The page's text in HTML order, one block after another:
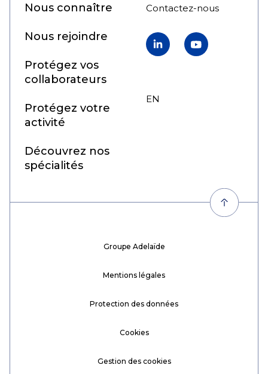
Nous connaître
Nous rejoindre
Protégez vos
collaborateurs
Protégez votre
activité
Découvrez nos
spécialités
Contactez-nous
LinkedInYouTube
FR
EN
Groupe Adelaïde
Mentions légales
Protection des données
Cookies
Gestion des cookies